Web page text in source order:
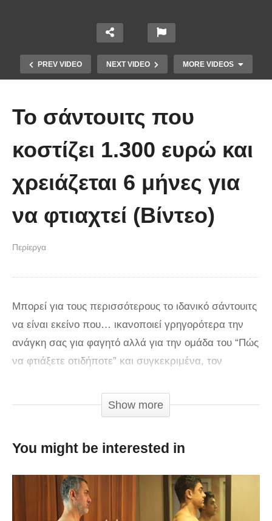
PREV VIDEO NEXT VIDEO MORE VIDEOS
10 από τα πιο ασυνήθιστα
ουρανό
Το σάντουιτς που
κοστίζει 1.300 ευρώ και
χρειάζεται 6 μήνες για
να φτιαχτεί (Βίντεο)
Περίεργα
Μπορεί για τους περισσότερους το ιδανικό σάντουιτς
να είναι εκείνο που… ικανοποιεί γρηγορότερα την
ανάγκη σας για φαγητό αλλά για την ομάδα του “Πώς
να φτιάξετε οτιδήποτε” και συγκεκριμένα, τον
ευρώ και… 6 μήνες. Ναι, πολύ καλά διαβάσατε. Έξι
μήνες. Η «περιπέτεια» της κατασκευής ενός
δημιουργία ενός κήπου για τα φυτά που θα περιείχε ο
Show more
You might be interested in